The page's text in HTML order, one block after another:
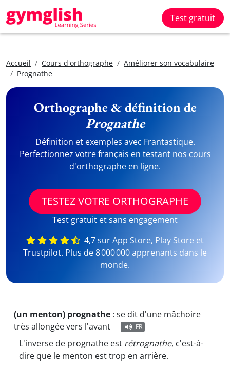
Test gratuit
Accueil Cours d'orthographe
Améliorer son vocabulaire
Prognathe
Orthographe & définition de
Prognathe
Définition et exemples avec Frantastique.
Perfectionnez votre français en testant nos cours
d'orthographe en ligne.
TESTEZ VOTRE ORTHOGRAPHE
Test gratuit et sans engagement
4,7 sur App Store, Play Store et
Trustpilot. Plus de 8 000 000 apprenants dans le
monde.
(un menton) prognathe : se dit d'une mâchoire
très allongée vers l'avant
FR
L'inverse de prognathe est rétrognathe, c'est-à-
dire que le menton est trop en arrière.